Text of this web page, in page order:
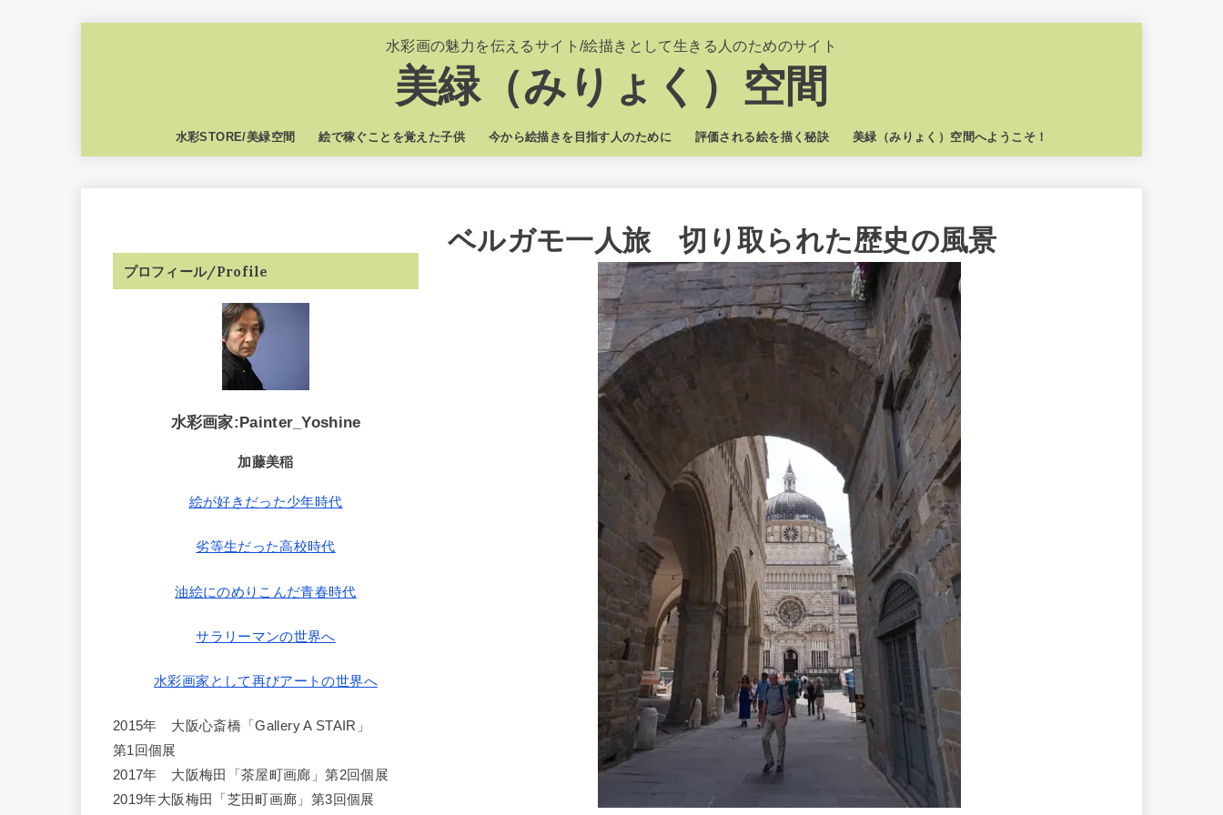
水彩画の魅力を伝えるサイト/絵描きとして生きる人のためのサイト
美緑（みりょく）空間
水彩STORE/美緑空間 絵で稼ぐことを覚えた子供 今から絵描きを目指す人のために 評価される絵を描く秘訣 美緑（みりょく）空間へようこそ！
ベルガモ一人旅 切り取られた歴史の風景
プロフィール/Profile
水彩画家:Painter_Yoshine
加藤美稲
絵が好きだった少年時代
劣等生だった高校時代
油絵にのめりこんだ青春時代
サラリーマンの世界へ
水彩画家として再びアートの世界へ
2015年 大阪心斎橋「Gallery A STAIR」
第1回個展
2017年 大阪梅田「茶屋町画廊」第2回個展
2019年大阪梅田「芝田町画廊」第3回個展